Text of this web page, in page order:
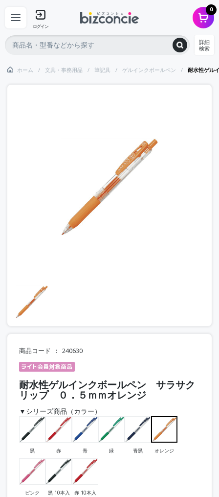
ログイン
0
詳細
検索
ホーム 文具・事務用品 筆記具 ゲルインクボールペン 耐水性ゲル
商品コード 240630
耐水性ゲルインクボールペン サラサク
リップ ０．５ｍｍオレンジ
▼シリーズ商品（カラー）
黒 赤 青 緑 青黒 オレンジ
ピンク 黒 10本入 赤 10本入